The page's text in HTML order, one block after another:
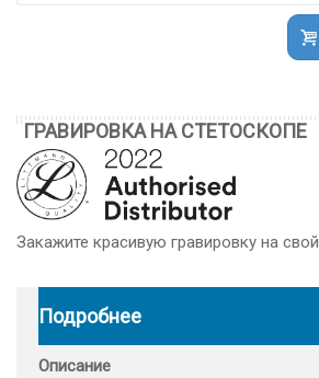
ГРАВИРОВКА НА СТЕТОСКОПЕ
Закажите красивую гравировку на
Подробнее
Описание